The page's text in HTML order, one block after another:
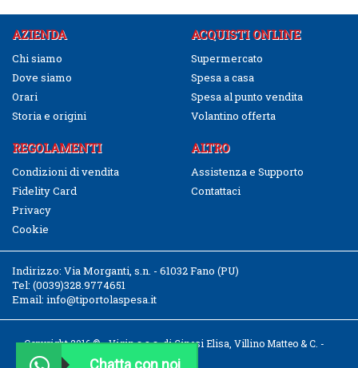
AZIENDA
Chi siamo
Dove siamo
Orari
Storia e origini
ACQUISTI ONLINE
Supermercato
Spesa a casa
Spesa al punto vendita
Volantino offerta
REGOLAMENTI
Condizioni di vendita
Fidelity Card
Privacy
Cookie
ALTRO
Assistenza e Supporto
Contattaci
Indirizzo: Via Morganti, s.n. - 61032 Fano (PU)
Tel: (0039)328.9774651
Email: info@tiportolaspesa.it
Copyright 2016 © - Vigin s.a.s. di Ginesi Elisa, Villino Matteo & C. -
CF/P.IVA 02526040411Chatta con noi